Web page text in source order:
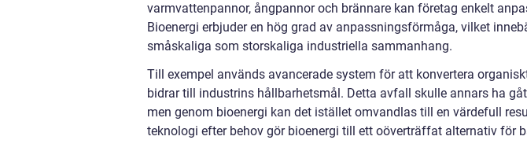
varmvattenpannor, ångpannor och brännare kan företag enkelt
Bioenergi erbjuder en hög grad av anpassningsförmåga, vilket
småskaliga som storskaliga industriella sammanhang.
Till exempel används avancerade system för att konvertera
bidrar till industrins hållbarhetsmål. Detta avfall skulle annars ha
men genom bioenergi kan det istället omvandlas till en värdefull
teknologi efter behov gör bioenergi till ett oöverträffat alternativ för